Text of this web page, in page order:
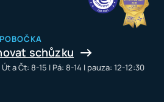
schůzku
a Čt: 8-15 I Pá: 8-14 I pauza: 12-12:30